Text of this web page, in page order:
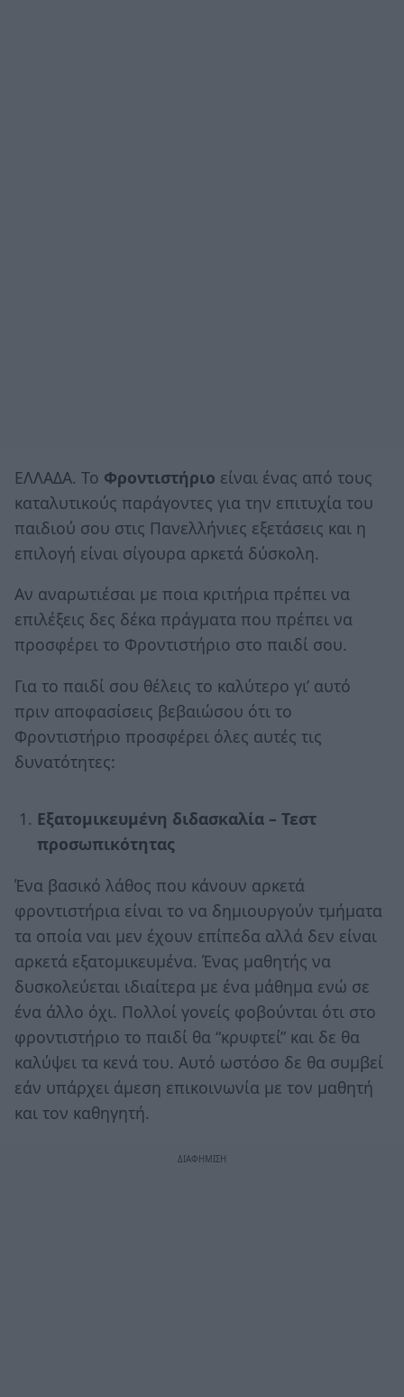
ΕΛΛΑΔΑ. Το Φροντιστήριο είναι ένας από τους
καταλυτικούς παράγοντες για την επιτυχία του
παιδιού σου στις Πανελλήνιες εξετάσεις και η
επιλογή είναι σίγουρα αρκετά δύσκολη.
Αν αναρωτιέσαι με ποια κριτήρια πρέπει να
επιλέξεις δες δέκα πράγματα που πρέπει να
προσφέρει το Φροντιστήριο στο παιδί σου.
Για το παιδί σου θέλεις το καλύτερο γι’ αυτό
πριν αποφασίσεις βεβαιώσου ότι το
Φροντιστήριο προσφέρει όλες αυτές τις
δυνατότητες:
Εξατομικευμένη διδασκαλία – Τεστ
προσωπικότητας
Ένα βασικό λάθος που κάνουν αρκετά
φροντιστήρια είναι το να δημιουργούν τμήματα
τα οποία ναι μεν έχουν επίπεδα αλλά δεν είναι
αρκετά εξατομικευμένα. Ένας μαθητής να
δυσκολεύεται ιδιαίτερα με ένα μάθημα ενώ σε
ένα άλλο όχι. Πολλοί γονείς φοβούνται ότι στο
φροντιστήριο το παιδί θα “κρυφτεί” και δε θα
καλύψει τα κενά του. Αυτό ωστόσο δε θα συμβεί
εάν υπάρχει άμεση επικοινωνία με τον μαθητή
και τον καθηγητή.